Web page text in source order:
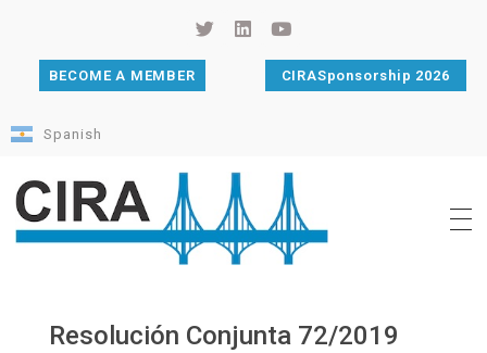
BECOME A MEMBER CIRASponsorship 2026
Spanish
Resolución Conjunta 72/2019